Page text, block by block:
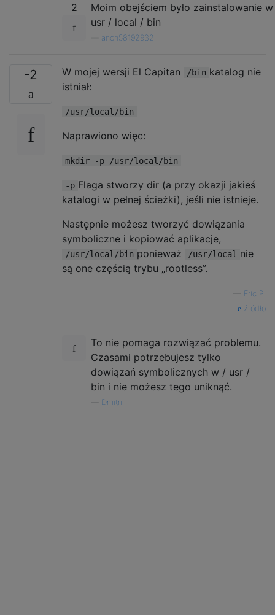
2
Moim obejściem było zainstalowanie
usr / local / bin
anon58192932
-2 W mojej wersji El Capitan /bin katalog nie
istniał:
/usr/local/bin
Naprawiono więc:
mkdir -p /usr/local/bin
-p Flaga stworzy dir (a przy okazji jakieś
katalogi w pełnej ścieżki), jeśli nie istnieje.
Następnie możesz tworzyć dowiązania
symboliczne i kopiować aplikacje,
/usr/local/bin ponieważ /usr/local nie
są one częścią trybu „rootless”.
Eric P.
źródło
To nie pomaga rozwiązać problemu.
Czasami potrzebujesz tylko
dowiązań symbolicznych w / usr /
bin i nie możesz tego uniknąć.
Dmitri